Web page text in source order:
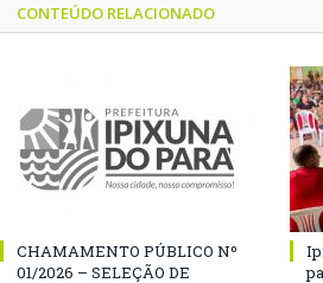
CONTEÚDO RELACIONADO
CHAMAMENTO PÚBLICO Nº
01/2026 – SELEÇÃO DE